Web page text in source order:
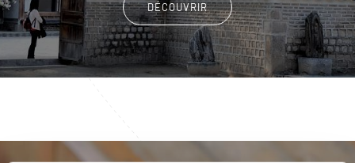
DÉCOUVRIR